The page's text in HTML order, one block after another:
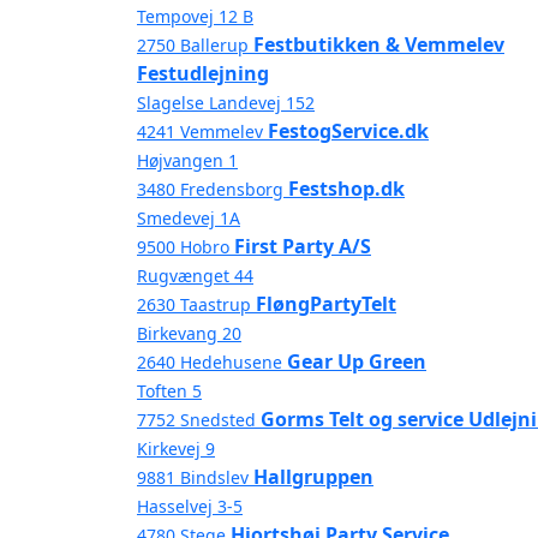
Tempovej 12 B
2750 Ballerup Festbutikken & Vemmelev
Festudlejning
Slagelse Landevej 152
4241 Vemmelev FestogService.dk
Højvangen 1
3480 Fredensborg Festshop.dk
Smedevej 1A
9500 Hobro First Party A/S
Rugvænget 44
2630 Taastrup FløngPartyTelt
Birkevang 20
2640 Hedehusene Gear Up Green
Toften 5
7752 Snedsted Gorms Telt og service
Kirkevej 9
9881 Bindslev Hallgruppen
Hasselvej 3-5